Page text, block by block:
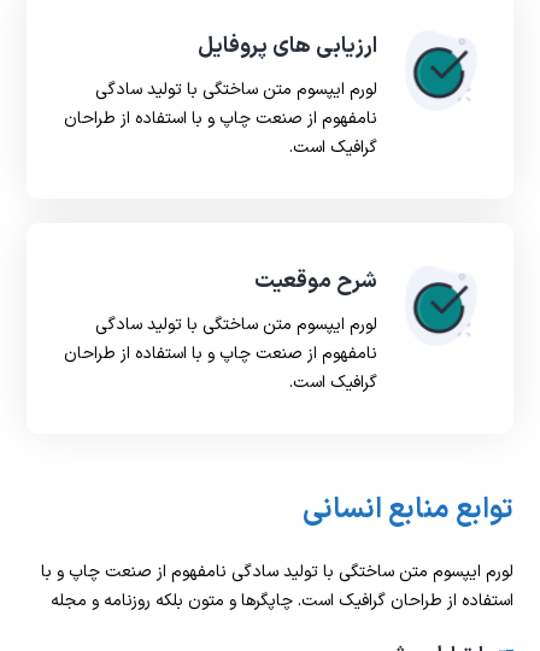
ارزیابی های پروفایل
لورم ایپسوم متن ساختگی با تولید سادگی
نامفهوم از صنعت چاپ و با استفاده از طراحان
گرافیک است.
شرح موقعیت
لورم ایپسوم متن ساختگی با تولید سادگی
نامفهوم از صنعت چاپ و با استفاده از طراحان
گرافیک است.
توابع منابع انسانی
لورم ایپسوم متن ساختگی با تولید سادگی نامفهوم از صنعت چاپ و با
استفاده از طراحان گرافیک است. چاپگرها و متون بلکه روزنامه و مجله